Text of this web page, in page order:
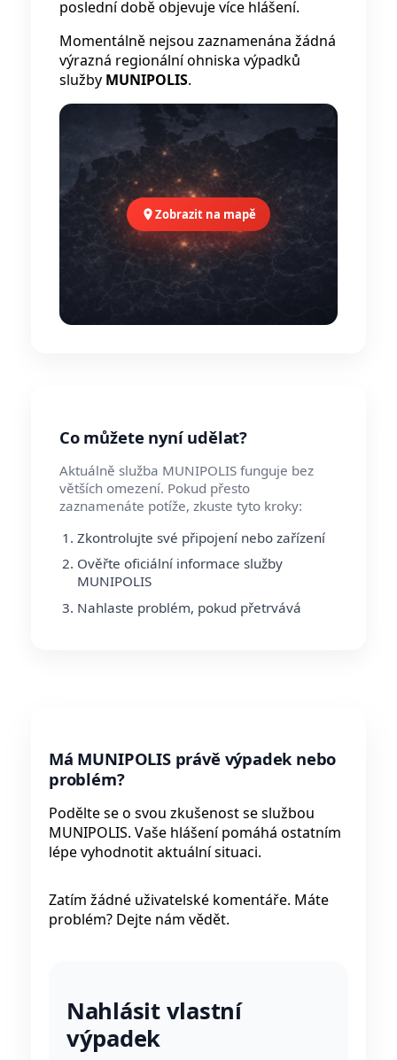
poslední době objevuje více hlášení.
Momentálně nejsou zaznamenána žádná
výrazná regionální ohniska výpadků
služby MUNIPOLIS.
Zobrazit na mapě
Co můžete nyní udělat?
Aktuálně služba MUNIPOLIS funguje bez
větších omezení. Pokud přesto
zaznamenáte potíže, zkuste tyto kroky:
Zkontrolujte své připojení nebo zařízení
Ověřte oficiální informace služby
MUNIPOLIS
Nahlaste problém, pokud přetrvává
Má MUNIPOLIS právě výpadek nebo
problém?
Podělte se o svou zkušenost se službou
MUNIPOLIS. Vaše hlášení pomáhá ostatním
lépe vyhodnotit aktuální situaci.
Zatím žádné uživatelské komentáře. Máte
problém? Dejte nám vědět.
Nahlásit vlastní
výpadek